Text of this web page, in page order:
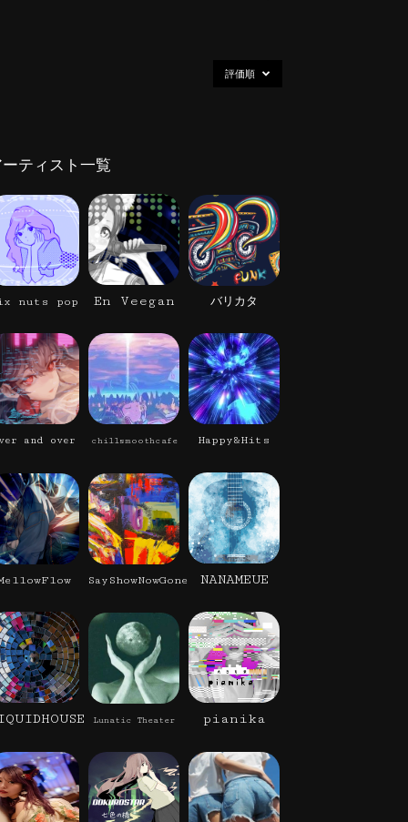
評価順
ーティスト一覧
nuts pop En Veegan バリカタ
and over chillsmoothcafe Happy&Hits
SayShowNowGone NANAMEUE
Lunatic Theater pianika